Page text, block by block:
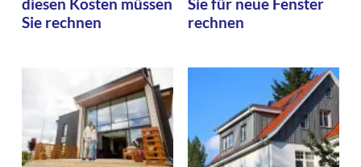
Sie rechnen
rechnen